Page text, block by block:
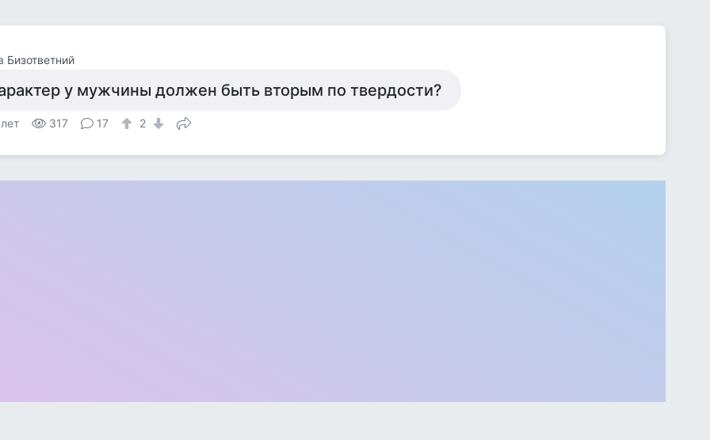
Бизответний
у мужчины должен быть вторым по твердости?
317 17 2